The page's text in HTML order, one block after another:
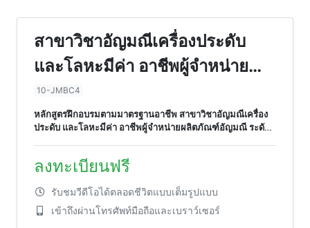
สาขาวิชาอัญมณีเครื่องประดับ
และโลหะมีค่า อาชีพผู้จำหน่าย
10-JMBC4
หลักสูตรฝึกอบรมตามมาตรฐานอาชีพ สาขาวิชาอัญมณีเครื่อง
ประดับ และโลหะมีค่า อาชีพผู้จำหน่ายผลิตภัณฑ์อัญมณี ระดับ
ลงทะเบียนฟรี
รับชมวีดีโอได้ตลอดชีวิตแบบเต็มรูปแบบ
เข้าถึงผ่านโทรศัพท์มือถือและเบราว์เซอร์